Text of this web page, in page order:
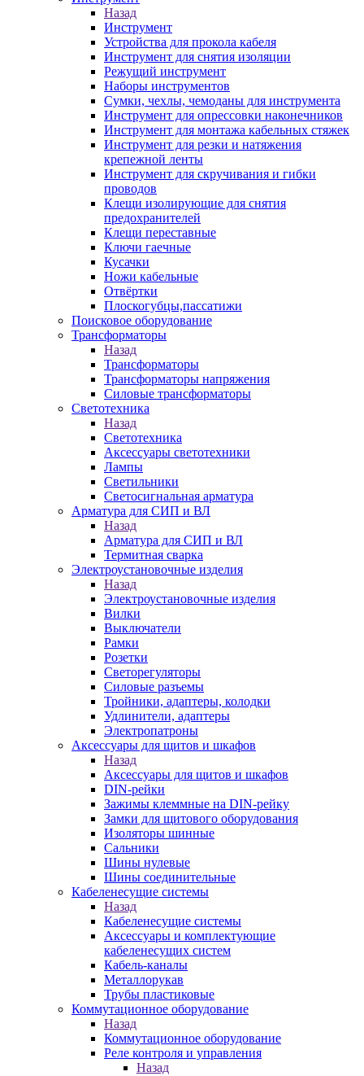
Назад
Инструмент
Устройства для прокола кабеля
Инструмент для снятия изоляции
Режущий инструмент
Наборы инструментов
Сумки, чехлы, чемоданы для инструмента
Инструмент для опрессовки наконечников
Инструмент для монтажа кабельных стяжек
Инструмент для резки и натяжения
крепежной ленты
Инструмент для скручивания и гибки
проводов
Клещи изолирующие для снятия
предохранителей
Клещи переставные
Ключи гаечные
Кусачки
Ножи кабельные
Отвёртки
Плоскогубцы,пассатижи
Поисковое оборудование
Трансформаторы
Назад
Трансформаторы
Трансформаторы напряжения
Силовые трансформаторы
Светотехника
Назад
Светотехника
Аксессуары светотехники
Лампы
Светильники
Светосигнальная арматура
Арматура для СИП и ВЛ
Назад
Арматура для СИП и ВЛ
Термитная сварка
Электроустановочные изделия
Назад
Электроустановочные изделия
Вилки
Выключатели
Рамки
Розетки
Светорегуляторы
Силовые разъемы
Тройники, адаптеры, колодки
Удлинители, адаптеры
Электропатроны
Аксессуары для щитов и шкафов
Назад
Аксессуары для щитов и шкафов
DIN-рейки
Зажимы клеммные на DIN-рейку
Замки для щитового оборудования
Изоляторы шинные
Сальники
Шины нулевые
Шины соединительные
Кабеленесущие системы
Назад
Кабеленесущие системы
Аксессуары и комплектующие
кабеленесущих систем
Кабель-каналы
Металлорукав
Трубы пластиковые
Коммутационное оборудование
Назад
Коммутационное оборудование
Реле контроля и управления
Назад